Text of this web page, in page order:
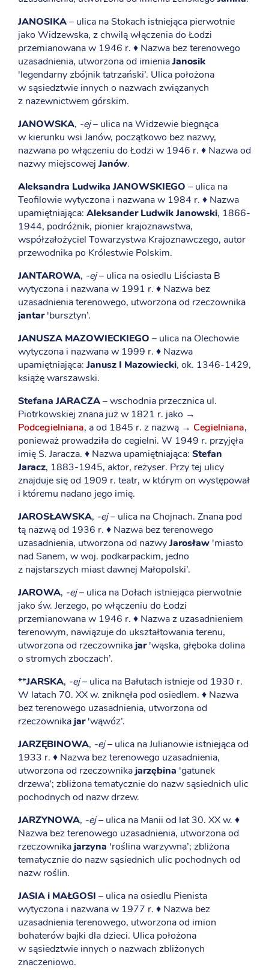
JANOSIKA– ulica na Stokach istniejąca pierwotnie
jako Widzewska, z chwilą włączenia do Łodzi
przemianowana w 1946 r. ♦ Nazwa bez terenowego
uzasadnienia, utworzona od imieniaJanosik
'legendarny zbójnik tatrzański’. Ulica położona
w sąsiedztwie innych o nazwach związanych
z nazewnictwem górskim.
JANOWSKA, -ej– ulica na Widzewie biegnąca
w kierunku wsi Janów, początkowo bez nazwy,
nazwana po włączeniu do Łodzi w 1946 r. ♦ Nazwa od
nazwy miejscowejJanów.
Aleksandra Ludwika JANOWSKIEGO – ulica na
Teofilowie wytyczona i nazwana w 1984 r. ♦ Nazwa
upamiętniająca: Aleksander Ludwik Janowski, 1866-
1944, podróżnik, pionier krajoznawstwa,
współzałożyciel Towarzystwa Krajoznawczego, autor
przewodnika po Królestwie Polskim.
JANTAROWA, -ej– ulica na osiedlu Liściasta B
wytyczona i nazwana w 1991 r. ♦ Nazwa bez
uzasadnienia terenowego, utworzona od rzeczownika
jantar'bursztyn’.
JANUSZA MAZOWIECKIEGO – ulica na Olechowie
wytyczona i nazwana w 1999 r. ♦ Nazwa
upamiętniająca:Janusz I Mazowiecki, ok. 1346-1429,
książę warszawski.
Stefana JARACZA– wschodnia przecznica ul.
Piotrkowskiej znana już w 1821 r. jako →
Podcegielniana, a od 1845 r. z nazwą → Cegielniana,
ponieważ prowadziła do cegielni. W 1949 r. przyjęła
imię S. Jaracza. ♦ Nazwa upamiętniająca: Stefan
Jaracz, 1883-1945, aktor, reżyser. Przy tej ulicy
znajduje się od 1909 r. teatr, w którym on występował
i któremu nadano jego imię.
JAROSŁAWSKA, -ej– ulica na Chojnach. Znana pod
tą nazwą od 1936 r. ♦ Nazwa bez terenowego
uzasadnienia, utworzona od nazwyJarosław 'miasto
nad Sanem, w woj. podkarpackim, jedno
z najstarszych miast dawnej Małopolski’.
JAROWA, -ej– ulica na Dołach istniejąca pierwotnie
jako św. Jerzego, po włączeniu do Łodzi
przemianowana w 1946 r. ♦ Nazwa z uzasadnieniem
terenowym, nawiązuje do ukształtowania terenu,
utworzona od rzeczownikajar'wąska, głęboka dolina
o stromych zboczach’.
**JARSKA, -ej– ulica na Bałutach istnieje od 1930 r.
W latach 70. XX w. zniknęła pod osiedlem. ♦ Nazwa
bez terenowego uzasadnienia, utworzona od
rzeczownikajar'wąwóz’.
JARZĘBINOWA, -ej– ulica na Julianowie istniejąca od
1933 r. ♦ Nazwa bez terenowego uzasadnienia,
utworzona od rzeczownikajarzębina 'gatunek
drzewa’; zbliżona tematycznie do nazw sąsiednich ulic
pochodnych od nazw drzew.
JARZYNOWA, -ej– ulica na Manii od lat 30. XX w. ♦
Nazwa bez terenowego uzasadnienia, utworzona od
rzeczownikajarzyna 'roślina warzywna’; zbliżona
tematycznie do nazw sąsiednich ulic pochodnych od
nazw roślin.
JASIA i MAŁGOSI – ulica na osiedlu Pienista
wytyczona i nazwana w 1977 r. ♦ Nazwa bez
uzasadnienia terenowego, utworzona od imion
bohaterów bajki dla dzieci. Ulica położona
w sąsiedztwie innych o nazwach zbliżonych
znaczeniowo.